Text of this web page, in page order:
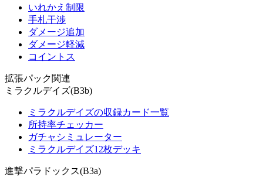
いれかえ制限
手札干渉
ダメージ追加
ダメージ軽減
コイントス
拡張パック関連
ミラクルデイズ(B3b)
ミラクルデイズの収録カード一覧
所持率チェッカー
ガチャシミュレーター
ミラクルデイズ12枚デッキ
進撃パラドックス(B3a)